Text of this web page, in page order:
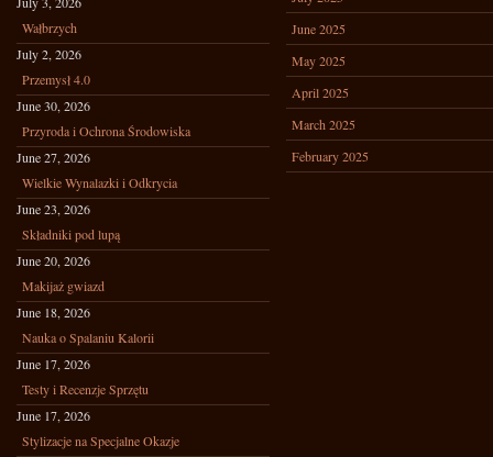
Wałbrzych
July 2, 2026
Przemysł 4.0
June 30, 2026
Przyroda i Ochrona Środowiska
June 27, 2026
Wielkie Wynalazki i Odkrycia
June 23, 2026
Składniki pod lupą
June 20, 2026
Makijaż gwiazd
June 18, 2026
Nauka o Spalaniu Kalorii
June 17, 2026
Testy i Recenzje Sprzętu
June 17, 2026
Stylizacje na Specjalne Okazje
June 2025
May 2025
April 2025
March 2025
February 2025